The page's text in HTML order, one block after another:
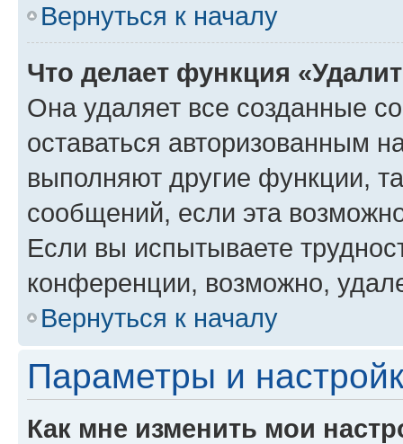
Вернуться к началу
Что делает функция
Она удаляет все созданные
оставаться авторизованным
выполняют другие функции,
сообщений, если эта
Если вы испытываете
конференции, возможно,
Вернуться к началу
Параметры и
Как мне изменить мои